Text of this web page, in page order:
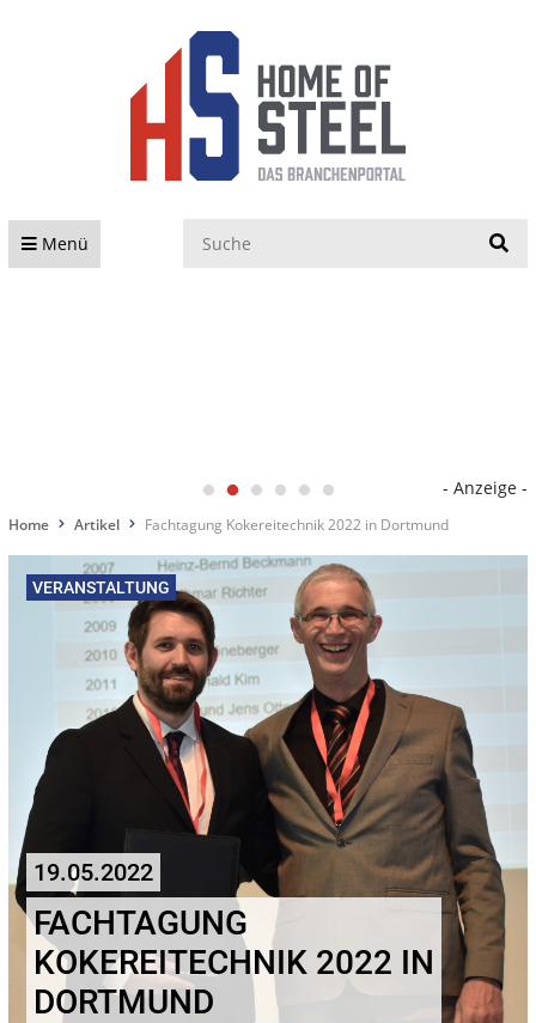
Menü
- Anzeige -
Home Artikel Fachtagung Kokereitechnik 2022 in Dortmund
VERANSTALTUNG
19.05.2022
FACHTAGUNG
KOKEREITECHNIK 2022 IN
DORTMUND